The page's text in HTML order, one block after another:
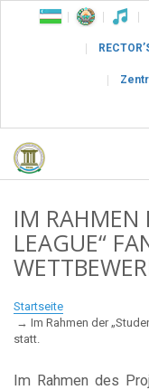
IM RAHMEN
LEAGUE“
Startseite
Im Rahmen der
statt.
Im Rahmen des